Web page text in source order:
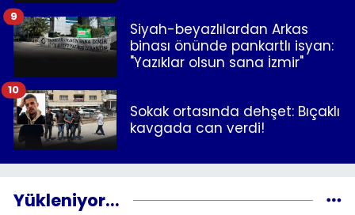
Siyah-beyazlılardan Arkas
binası önünde pankartlı isyan:
"Yazıklar olsun sana İzmir"
9
Sokak ortasında dehşet: Bıçaklı
kavgada can verdi!
10
Yükleniyor...